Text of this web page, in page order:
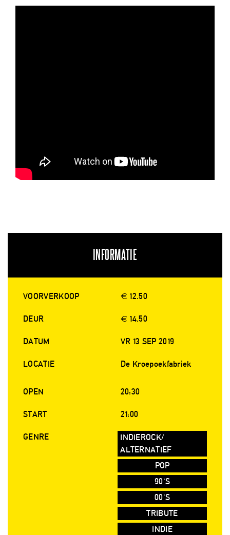
INFORMATIE
VOORVERKOOP € 12.50
DEUR € 14.50
DATUM VR 13 SEP 2019
LOCATIE De Kroepoekfabriek
OPEN 20:30
START 21:00
GENRE
INDIEROCK/
ALTERNATIEF
POP
90'S
00'S
TRIBUTE
INDIE